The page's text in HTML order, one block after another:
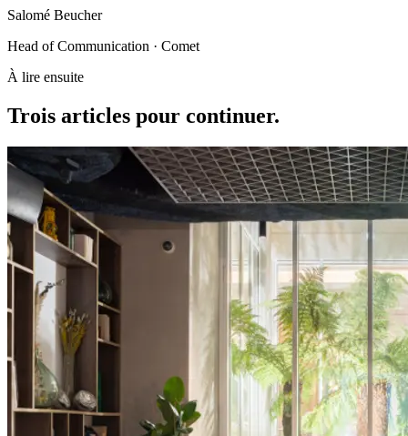
Salomé Beucher
Head of Communication · Comet
À lire ensuite
Trois articles pour continuer.